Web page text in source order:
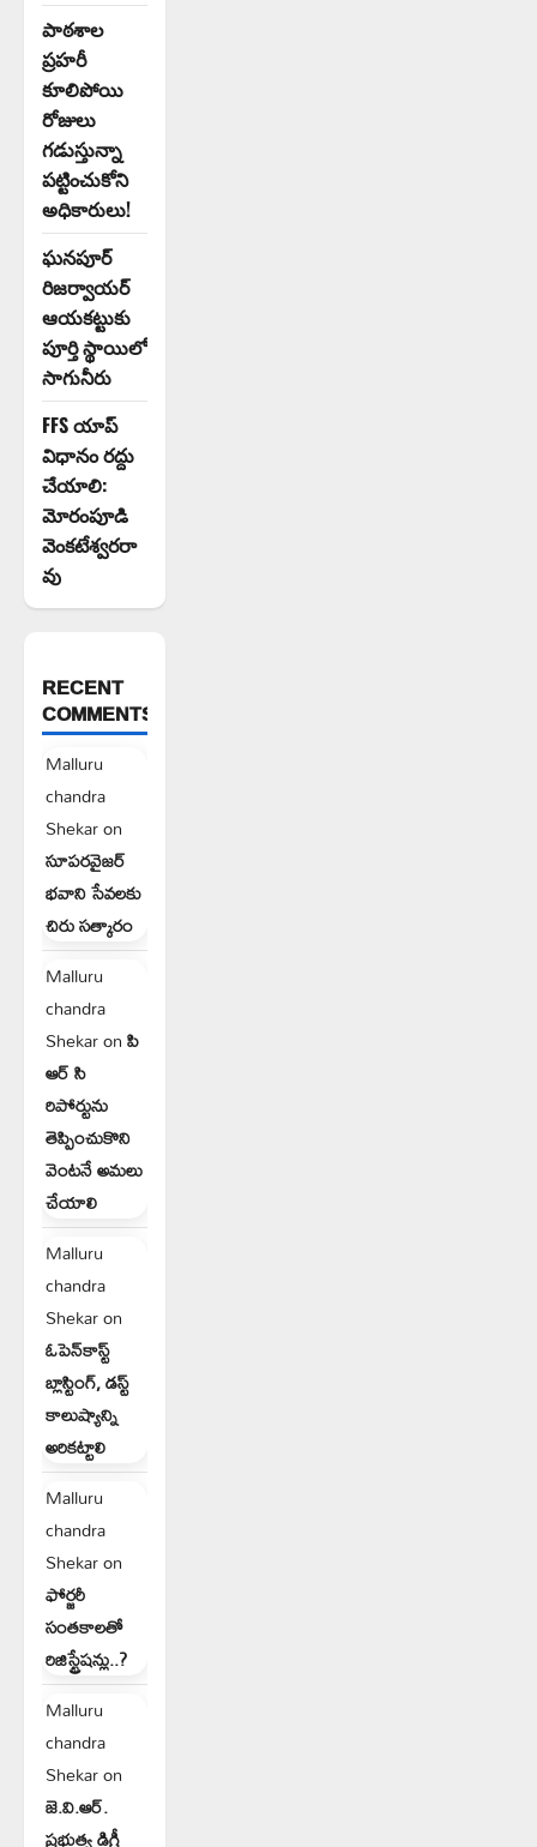
పాఠశాల
ప్రహరీ
కూలిపోయి
రోజులు
గడుస్తున్నా
పట్టించుకోని
అధికారులు!
ఘనపూర్
రిజర్వాయర్
ఆయకట్టుకు
పూర్తి స్థాయిలో
సాగునీరు
FFS యాప్
విధానం రద్దు
చేయాలి:
మోరంపూడి
వెంకటేశ్వరరా
వు
RECENT
COMMENTS
Malluru
chandra
Shekaron
సూపరవైజర్
భవాని సేవలకు
చిరు సత్కారం
Malluru
chandra
Shekaronపి
ఆర్ సి
రిపోర్టును
తెప్పించుకొని
వెంటనే అమలు
చేయాలి
Malluru
chandra
Shekaron
ఓపెన్‌కాస్ట్
బ్లాస్టింగ్, డస్ట్
కాలుష్యాన్ని
అరికట్టాలి
Malluru
chandra
Shekaron
ఫోర్జరీ
సంతకాలతో
రిజిస్ట్రేషన్లు..?
Malluru
chandra
Shekaron
జె.వి.ఆర్.
ప్రభుత్వ డిగ్రీ